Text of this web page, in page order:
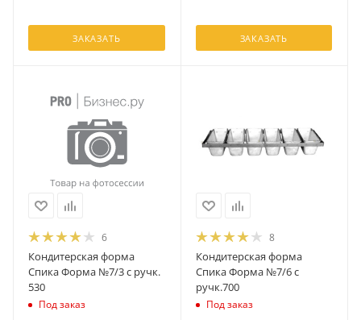
ЗАКАЗАТЬ ЗАКАЗАТЬ
6
Кондитерская форма
Спика Форма №7/3 с ручк.
530
Под заказ
8
Кондитерская форма
Спика Форма №7/6 с
ручк.700
Под заказ